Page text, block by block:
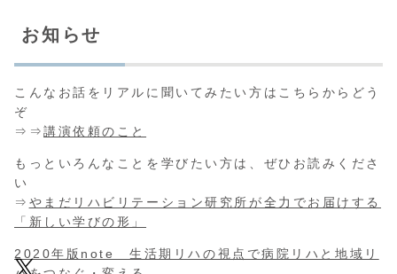
お知らせ
こんなお話をリアルに聞いてみたい方はこちらからどう
ぞ
⇒⇒講演依頼のこと
もっといろんなことを学びたい方は、ぜひお読みくださ
い
⇒ やまだリハビリテーション研究所が全力でお届けする
「新しい学びの形」
2020年版note 生活期リハの視点で病院リハと地域リ